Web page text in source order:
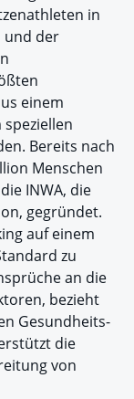
in
und der
einem
Bereits nach
Menschen
INWA, die
gegründet.
auf einem
zu
an die
bezieht
Gesundheits-
die
von